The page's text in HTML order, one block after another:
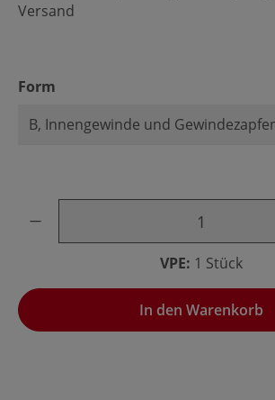
Versand
Form
VPE: 1 Stück
In den Warenkorb